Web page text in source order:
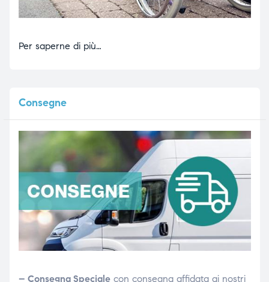
Per saperne di più…
Consegne
– Consegna Specialecon consegna affidata ai nostri